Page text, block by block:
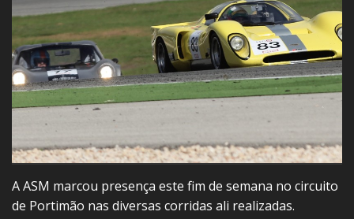
A ASM marcou presença este fim de semana no circuito
de Portimão nas diversas corridas ali realizadas.